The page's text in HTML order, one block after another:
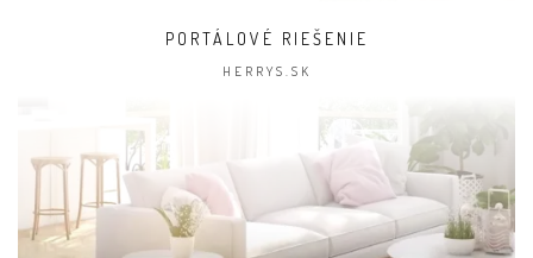
PORTÁLOVÉ RIEŠENIE
HERRYS.SK